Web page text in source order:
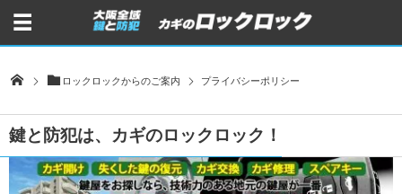
ロックロックからのご案内 プライバシーポリシー
鍵と防犯は、カギのロックロック！